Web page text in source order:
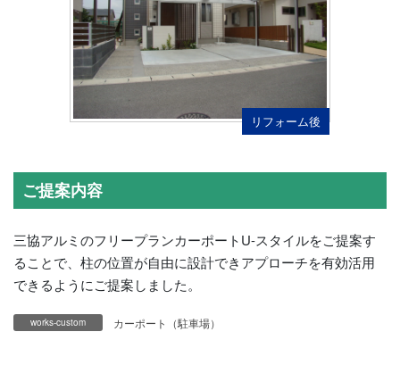
リフォーム後
ご提案内容
三協アルミのフリープランカーポートU-スタイルをご提案す
ることで、柱の位置が自由に設計できアプローチを有効活用
できるようにご提案しました。
works-custom カーポート（駐車場）